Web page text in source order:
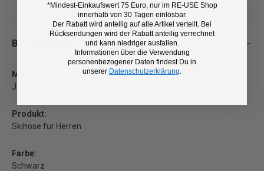
Beschreibung
Marke:
Jack Wolfskin
Produkt:
Skihose für Herren
Farbe:
Schwarz
*Mindest-Einkaufswert 75 Euro, nur im RE-USE Shop
innerhalb von 30 Tagen einlösbar.
Der Rabatt wird anteilig auf alle Artikel verteilt. Bei
Rücksendungen wird der Rabatt anteilig verrechnet
und kann niedriger ausfallen.
Informationen über die Verwendung
personenbezogener Daten findest Du in
unserer Datenschutzerklärung